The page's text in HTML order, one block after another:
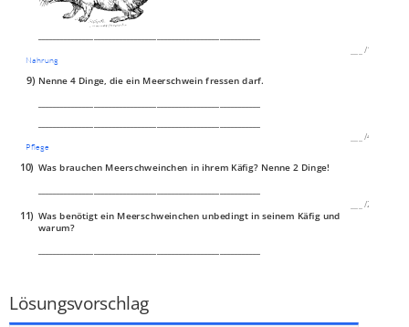
/1P
Nahrung
9) Nenne 4 Dinge, die ein Meerschwein fressen darf.
/4P
Pflege
10) Was brauchen Meerschweinchen in ihrem Käfig? Nenne 2 Dinge!
/2P
11) Was benötigt ein Meerschweinchen unbedingt in seinem Käfig und
warum?
Lösungsvorschlag